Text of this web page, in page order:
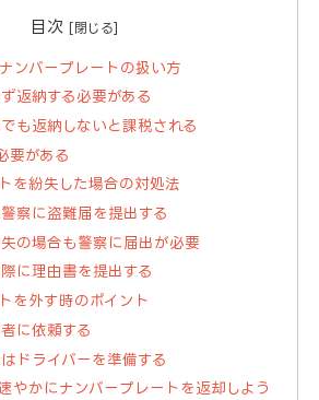
目次
ンバープレートの扱い方
返納する必要がある
も返納しないと課税される
要がある
を紛失した場合の対処法
察に盗難届を提出する
の場合も警察に届出が必要
に理由書を提出する
を外す時のポイント
に依頼する
ドライバーを準備する
やかにナンバープレートを返却しよう